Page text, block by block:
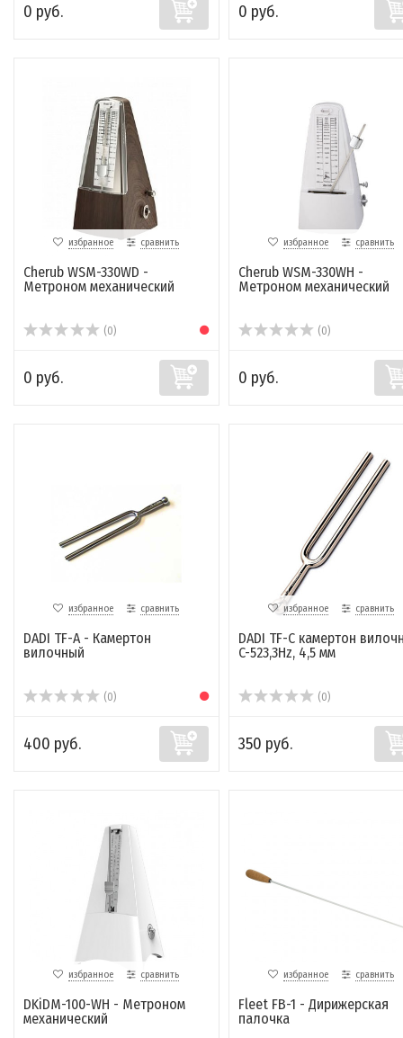
0 руб. 0 руб.
избранное сравнить
Cherub WSM-330WD -
Метроном механический
(0)
0 руб.
избранное сравнить
Cherub WSM-330WH -
Метроном механический
(0)
0 руб.
избранное сравнить
DADI TF-A - Камертон
вилочный
(0)
400 руб.
избранное сравнить
DADI TF-C камертон
C-523,3Hz, 4,5 мм
(0)
350 руб.
избранное сравнить
DKiDM-100-WH - Метроном
механический
избранное сравнить
Fleet FB-1 - Дирижерская
палочка